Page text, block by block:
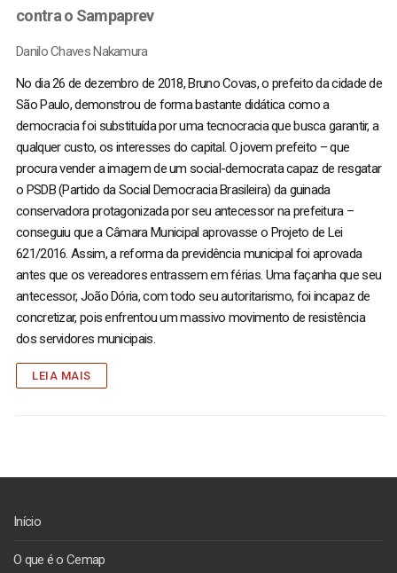
contra o Sampaprev
Danilo Chaves Nakamura
No dia 26 de dezembro de 2018, Bruno Covas, o prefeito da cidade de
São Paulo, demonstrou de forma bastante didática como a
democracia foi substituída por uma tecnocracia que busca garantir, a
qualquer custo, os interesses do capital. O jovem prefeito – que
procura vender a imagem de um social-democrata capaz de resgatar
o PSDB (Partido da Social Democracia Brasileira) da guinada
conservadora protagonizada por seu antecessor na prefeitura –
conseguiu que a Câmara Municipal aprovasse o Projeto de Lei
621/2016. Assim, a reforma da previdência municipal foi aprovada
antes que os vereadores entrassem em férias. Uma façanha que seu
antecessor, João Dória, com todo seu autoritarismo, foi incapaz de
concretizar, pois enfrentou um massivo movimento de resistência
dos servidores municipais.
LEIA MAIS
Início
O que é o Cemap